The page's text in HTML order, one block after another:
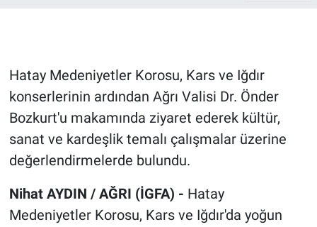
Hatay Medeniyetler Korosu, Kars ve Iğdır
konserlerinin ardından Ağrı Valisi Dr. Önder
Bozkurt'u makamında ziyaret ederek kültür,
sanat ve kardeşlik temalı çalışmalar üzerine
değerlendirmelerde bulundu.
Nihat AYDIN / AĞRI (İGFA) - Hatay
Medeniyetler Korosu, Kars ve Iğdır'da yoğun